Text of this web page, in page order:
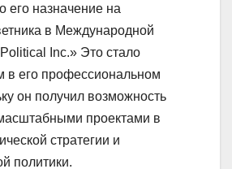
его назначение на
в Международной
Inc.» Это стало
его профессиональном
он получил возможность
проектами в
стратегии и
политики.